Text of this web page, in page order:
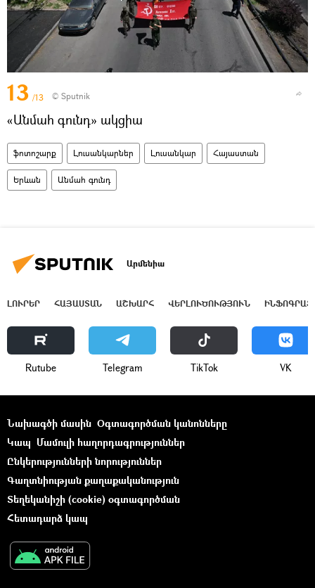
13 /13 © Sputnik
«Անմահ գունդ» ակցիա
ֆոտոշարք Լուսանկարներ Լուսանկար Հայաստան
Երևան Անմահ գունդ
Արմենիա
ԼՈՒՐԵՐ ՀԱՅԱՍՏԱՆ ԱՇԽԱՐՀ ՎԵՐԼՈՒԾՈՒԹՅՈՒՆ
Rutube Telegram ТikТоk VK
Նախագծի մասին Օգտագործման կանոնները
Կապ Մամուլի հաղորդագրություններ
Ընկերությունների նորություններ
Գաղտնիության քաղաքականություն
Տեղեկանիշի (cookie) օգտագործման
Հետադարձ կապ